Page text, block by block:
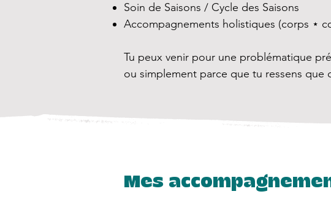
Soin de Saisons / Cycle des Saisons
Accompagnements holistiques (corps ⋆
Tu peux venir pour une problématique
ou simplement parce que tu ressens que
Mes